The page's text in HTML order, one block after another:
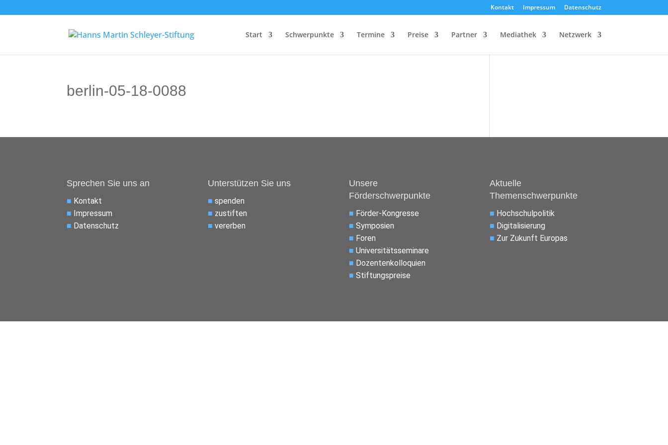
Kontakt Impressum Datenschutz
Start Schwerpunkte Termine Preise Partner Mediathek Netzwerk
berlin-05-18-0088
Sprechen Sie uns an
■ Kontakt
■ Impressum
■ Datenschutz
Unterstützen Sie uns
■ spenden
■ zustiften
■ vererben
Unsere
Förderschwerpunkte
■ Förder-Kongresse
■ Symposien
■ Foren
■ Universitätsseminare
■ Dozentenkolloquien
■ Stiftungspreise
Aktuelle
Themenschwerpunkte
■ Hochschulpolitik
■ Digitalisierung
■ Zur Zukunft Europas